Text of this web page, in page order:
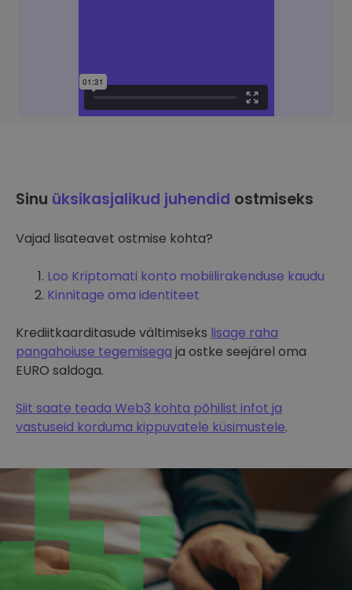
Sinu üksikasjalikud juhendid ostmiseks
Vajad lisateavet ostmise kohta?
Loo Kriptomati konto mobiilirakenduse kaudu
Kinnitage oma identiteet
Krediitkaarditasude vältimiseks lisage raha
pangahoiuse tegemisega ja ostke seejärel oma
EURO saldoga.
Siit saate teada Web3 kohta põhilist infot ja
vastuseid korduma kippuvatele küsimustele.